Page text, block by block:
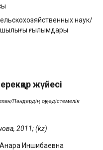
наук/
ғылымдары
жүйесі
Пәндердің оқу-әдістемелік
2011; (kz)
Иншибаевна